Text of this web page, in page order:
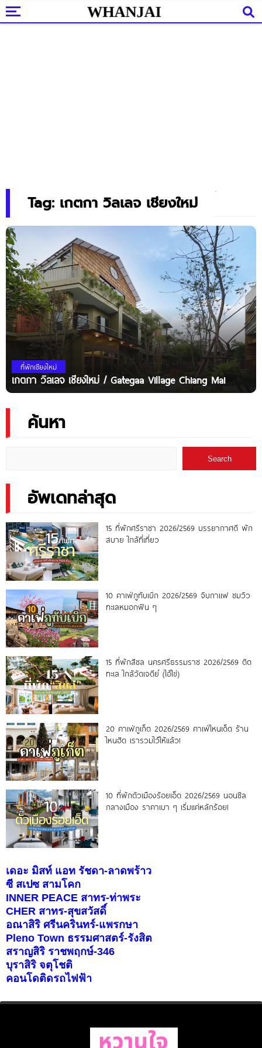
Tag: เกตกา วิลเลจ เชียงใหม่
ที่พักเชียงใหม่
เกตกา วิลเลจ เชียงใหม่ / Gategaa Village Chiang Mai
ค้นหา
Search
อัพเดทล่าสุด
15 ที่พักศรีราชา 2026/2569 บรรยากาศดี พัก
สบาย ใกล้ที่เที่ยว
10 คาเฟ่ภูทับเบิก 2026/2569 จิบกาแฟ ชมวิว
ทะเลหมอกฟิน ๆ
15 ที่พักสิชล นครศรีธรรมราช 2026/2569 ติด
ทะเล ใกล้วัดเจดีย์ (ไอ้ไข่)
20 คาเฟ่ภูเก็ต 2026/2569 คาเฟ่ไหนเด็ด ร้าน
ไหนฮิต เรารวมไว้ให้แล้ว!
10 ที่พักตัวเมืองร้อยเอ็ด 2026/2569 นอนชิล
กลางเมือง ราคาเบา ๆ เริ่มแค่หลักร้อย!
เดอะ มิสท์ แอท รัชดา-ลาดพร้าว
ซี สเปซ สามโคก
INNER PEACE สาทร-ท่าพระ
CHER สาทร-สุขสวัสดิ์
อณาสิริ ศรีนครินทร์-แพรกษา
Pleno Town ธรรมศาสตร์-รังสิต
สราญสิริ ราชพฤกษ์-346
บุราสิริ จตุโชติ
คอนโดติดรถไฟฟ้า